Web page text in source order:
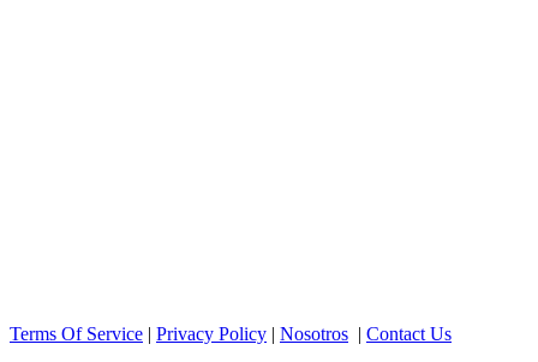
Terms Of Service | Privacy Policy | Nosotros | Contact Us